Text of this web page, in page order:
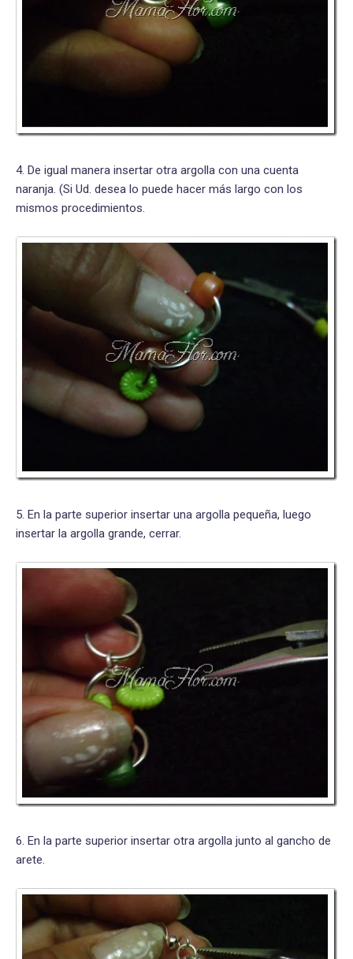
4. De igual manera insertar otra argolla con una cuenta
naranja. (Si Ud. desea lo puede hacer más largo con los
mismos procedimientos.
5. En la parte superior insertar una argolla pequeña, luego
insertar la argolla grande, cerrar.
6. En la parte superior insertar otra argolla junto al gancho de
arete.